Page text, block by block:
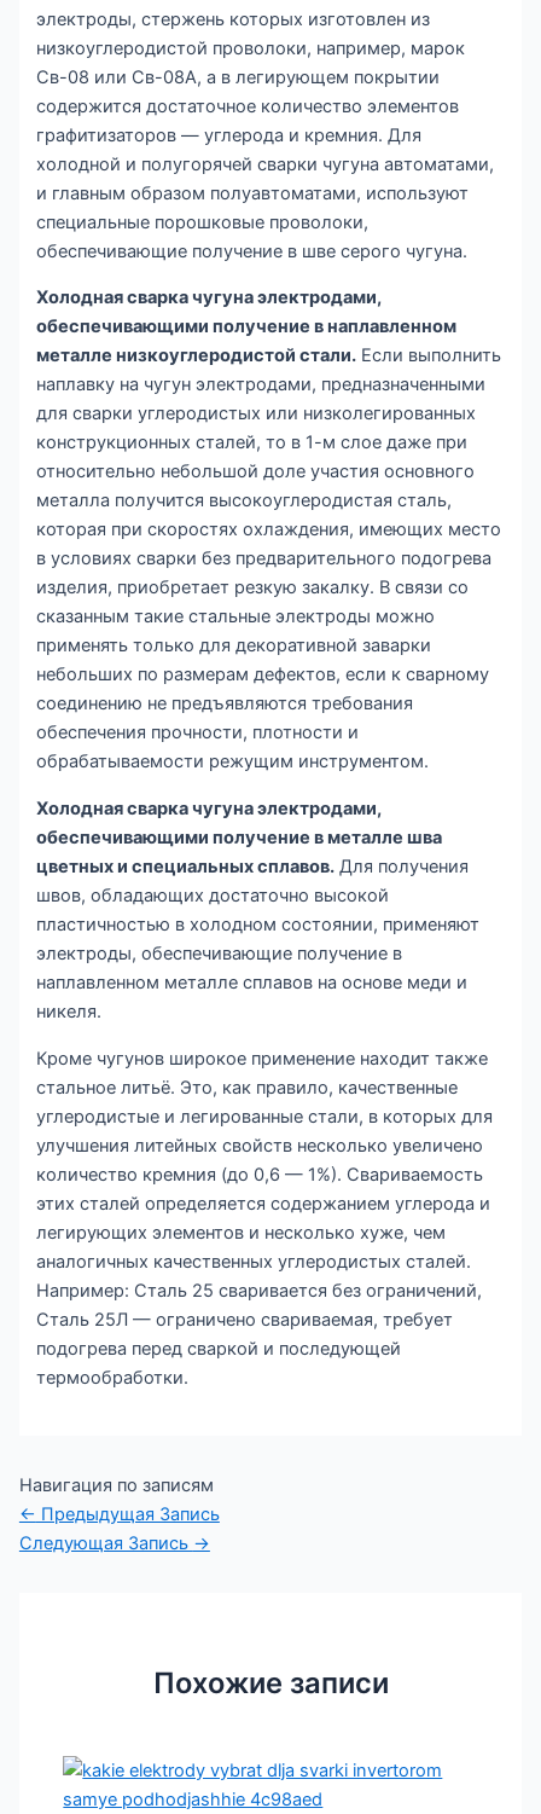
электроды, стержень которых изготовлен из
низкоуглеродистой проволоки, например, марок
Св-08 или Св-08А, а в легирующем покрытии
содержится достаточное количество элементов
графитизаторов — углерода и кремния. Для
холодной и полугорячей сварки чугуна автоматами,
и главным образом полуавтоматами, используют
специальные порошковые проволоки,
обеспечивающие получение в шве серого чугуна.
Холодная сварка чугуна электродами,
обеспечивающими получение в наплавленном
металле низкоуглеродистой стали. Если выполнить
наплавку на чугун электродами, предназначенными
для сварки углеродистых или низколегированных
конструкционных сталей, то в 1-м слое даже при
относительно небольшой доле участия основного
металла получится высокоуглеродистая сталь,
которая при скоростях охлаждения, имеющих место
в условиях сварки без предварительного подогрева
изделия, приобретает резкую закалку. В связи со
сказанным такие стальные электроды можно
применять только для декоративной заварки
небольших по размерам дефектов, если к сварному
соединению не предъявляются требования
обеспечения прочности, плотности и
обрабатываемости режущим инструментом.
Холодная сварка чугуна электродами,
обеспечивающими получение в металле шва
цветных и специальных сплавов. Для получения
швов, обладающих достаточно высокой
пластичностью в холодном состоянии, применяют
электроды, обеспечивающие получение в
наплавленном металле сплавов на основе меди и
никеля.
Кроме чугунов широкое применение находит также
стальное литьё. Это, как правило, качественные
углеродистые и легированные стали, в которых для
улучшения литейных свойств несколько увеличено
количество кремния (до 0,6 — 1%). Свариваемость
этих сталей определяется содержанием углерода и
легирующих элементов и несколько хуже, чем
аналогичных качественных углеродистых сталей.
Например: Сталь 25 сваривается без ограничений,
Сталь 25Л — ограничено свариваемая, требует
подогрева перед сваркой и последующей
термообработки.
Навигация по записям
← Предыдущая Запись
Следующая Запись →
Похожие записи